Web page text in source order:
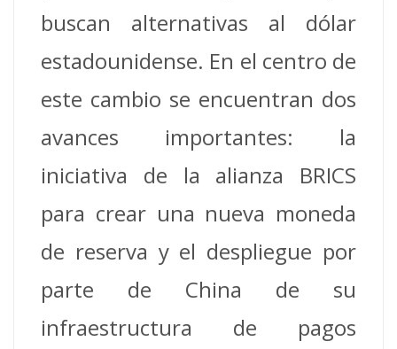
buscan alternativas al dólar
estadounidense. En el centro de
este cambio se encuentran dos
avances importantes: la
iniciativa de la alianza BRICS
para crear una nueva moneda
de reserva y el despliegue por
parte de China de su
infraestructura de pagos